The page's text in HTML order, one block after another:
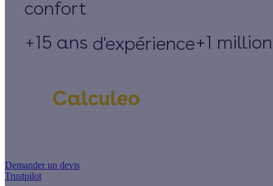
+15 ans d'expérience+1
Demander un devis
Trustpilot